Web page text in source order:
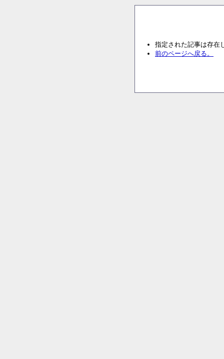
指定された記事は存在
前のページへ戻る。